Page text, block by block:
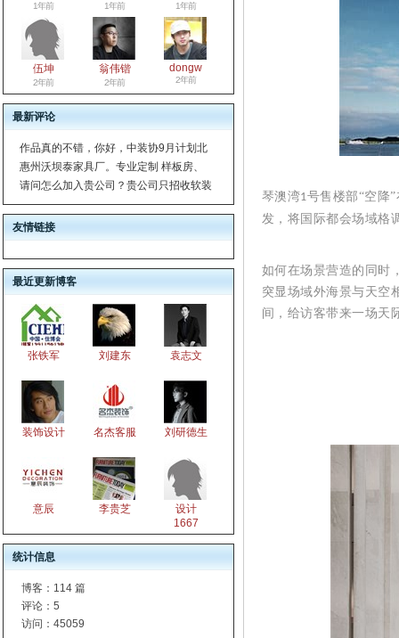
1年前 1年前 1年前
伍坤
2年前
翁伟锴
2年前
dongw
2年前
最新评论
作品真的不错，你好，中装协9月计划北
惠州沃坝泰家具厂。专业定制 样板房、
请问怎么加入贵公司？贵公司只招收软装
友情链接
最近更新博客
张铁军 刘建东 袁志文
装饰设计 名杰客服 刘研德生
意辰 李贵芝
设计
1667
统计信息
博客： 114 篇
评论： 5
访问： 45059
琴澳湾1号售楼部“空降
发，将国际都会场域格
如何在场景营造的同时
突显场域外海景与天空
间，给访客带来一场天